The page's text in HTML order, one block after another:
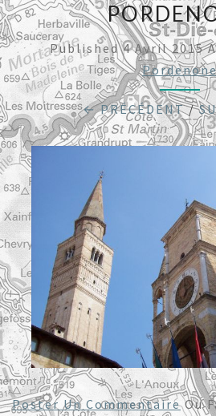
Published4 Avril 2015
← PRÉCÉDENT/
Poster Un CommentaireOu